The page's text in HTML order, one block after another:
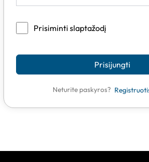
Prisiminti slaptažodį
Prisijungti
Neturite paskyros?